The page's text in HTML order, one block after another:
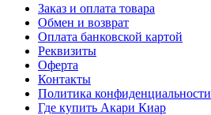
Заказ и оплата товара
Обмен и возврат
Оплата банковской картой
Реквизиты
Оферта
Контакты
Политика конфиденциальности
Где купить Акари Киар